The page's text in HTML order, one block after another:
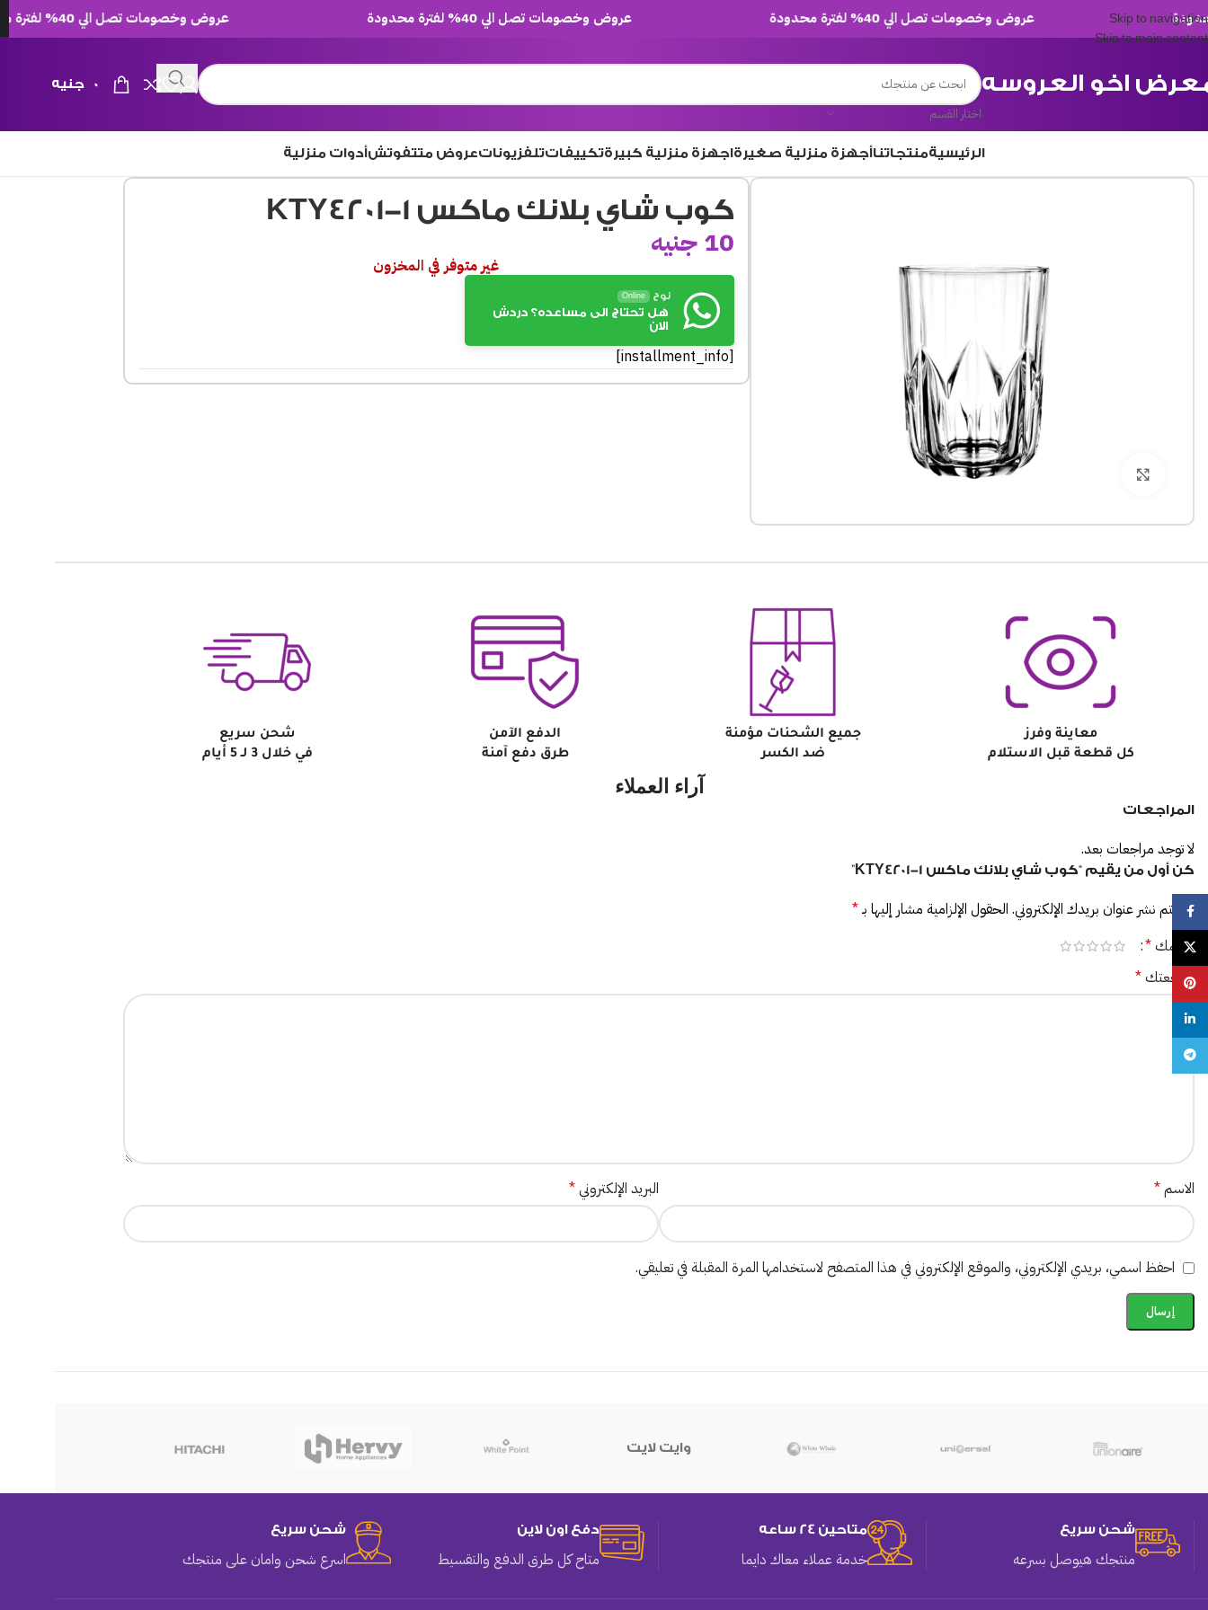
Skip to navigation
Skip to main content
عروض وخصومات تصل الي 40% لفترة محدودة عروض وخصومات تصل الي 40% لفترة محدودة عروض وخصومات تصل الي 40% لفترة محدودة
اخو العروسه
اختار القسم
0 جنيه
الرئيسيةمنتجاتناأجهزة منزلية صغيرةاجهزة منزلية كبيرةتكييفاتتلفزيوناتعروض متتفوتشأدوات منزلية
كوب شاي بلانك ماكس KTY4201-1
10جنيه
غير متوفر في المخزون
نوح Online
هل تحتاج الى مساعده؟ دردش
الان
[installment_info]
معاينة وفرز
كل قطعة قبل الاستلام
جميع الشحنات مؤمنة
ضد الكسر
الدفع الآمن
طرق دفع آمنة
شحن سريع
في خلال 3 لـ 5 أيام
آراء العملاء
المراجعات
لا توجد مراجعات بعد.
كن أول من يقيم “كوب شاي بلانك ماكس KTY4201-1”
لن يتم نشر عنوان بريدك الإلكتروني. الحقول الإلزامية مشار إليها بـ*
تقييمك*
مراجعتك*
الاسم* البريد الإلكتروني*
احفظ اسمي، بريدي الإلكتروني، والموقع الإلكتروني في هذا المتصفح لاستخدامها المرة المقبلة في تعليقي.
وايت لايت
شحن سريع
منتجك هيوصل بسرعه
متاحين 24 ساعه
خدمة عملاء معاك دايما
دفع اون لاين
متاح كل طرق الدفع والتقسيط
شحن سريع
اسرع شحن وامان على منتجك
Facebook
X
Pinterest